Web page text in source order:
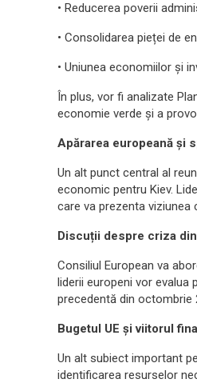
• Reducerea poverii
• Consolidarea pieței de
• Uniunea economiilor și
În plus, vor fi analizate
economie verde și a
Apărarea europeană și
Un alt punct central al
economic pentru Kiev.
care va prezenta viziunea
Discuții despre criza
Consiliul European va
liderii europeni vor evalua
precedentă din octombrie
Bugetul UE și viitorul
Un alt subiect important
identificarea resurselor